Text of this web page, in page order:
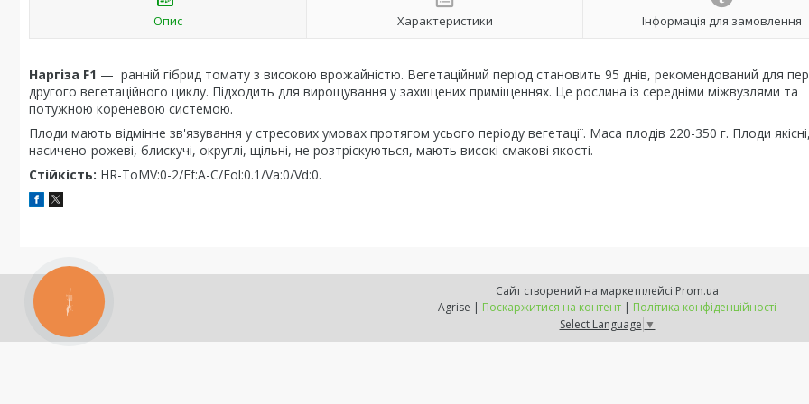
Опис Характеристики Інформація для замовлення
Наргіза F1 — ранній гібрид томату з високою врожайністю. Вегетаційний період становить 95 днів, рекомендований для
другого вегетаційного циклу. Підходить для вирощування у захищених приміщеннях. Це рослина із середніми міжвузлями та
потужною кореневою системою.
Плоди мають відмінне зв'язування у стресових умовах протягом усього періоду вегетації. Маса плодів 220-350 г. Плоди якісні,
насичено-рожеві, блискучі, округлі, щільні, не розтріскуються, мають високі смакові якості.
Стійкість: HR-ToMV:0-2/Ff:A-C/Fol:0.1/Va:0/Vd:0.
Сайт створений на маркетплейсі Prom.ua
Agrise | Поскаржитися на контент | Політика конфіденційності
Select Language ▼
КНОПКА
ЗВ'ЯЗКУ